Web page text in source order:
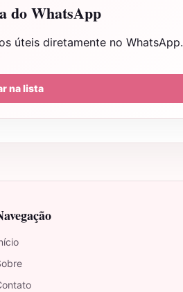
do WhatsApp
úteis diretamente no WhatsApp.
na lista